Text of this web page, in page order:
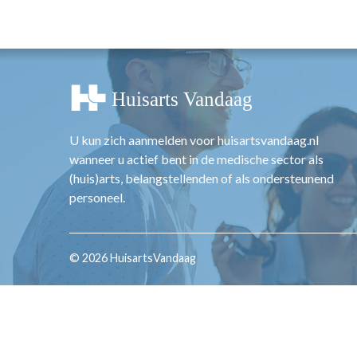
TARIEVEN
VPHUISARTSEN
MEDISCHE
INLOGGEN
REGISTRATIE
U kun zich aanmelden voor huisartsvandaag.nl
wanneer u actief bent in de medische sector als
(huis)arts, belangstellenden of als ondersteunend
personeel.
© 2026 HuisartsVandaag